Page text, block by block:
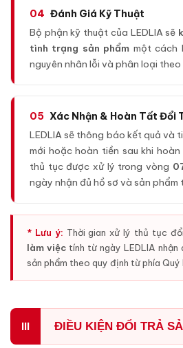
04 Đánh Giá Kỹ Thuật
Bộ phận kỹ thuật của LEDLIA sẽ
tình trạng sản phẩm một cách
nguyên nhân lỗi và phân loại
05 Xác Nhận & Hoàn Tất Đổi
LEDLIA sẽ thông báo kết quả và
mới hoặc hoàn tiền sau khi
thủ tục được xử lý trong vòng
ngày nhận đủ hồ sơ và sản phẩm
* Lưu ý: Thời gian xử lý thủ tục
làm việc tính từ ngày LEDLIA
sản phẩm theo quy định từ phía Quý
III ĐIỀU KIỆN ĐỔI TRẢ